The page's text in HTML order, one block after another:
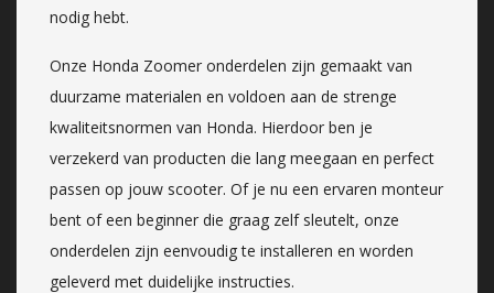
nodig hebt.
Onze Honda Zoomer onderdelen zijn gemaakt van
duurzame materialen en voldoen aan de strenge
kwaliteitsnormen van Honda. Hierdoor ben je
verzekerd van producten die lang meegaan en perfect
passen op jouw scooter. Of je nu een ervaren monteur
bent of een beginner die graag zelf sleutelt, onze
onderdelen zijn eenvoudig te installeren en worden
geleverd met duidelijke instructies.